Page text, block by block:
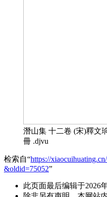
潛山集 十二卷 (宋)釋文
冊 .djvu
检索自“https://
&oldid=75052”
此页面最后编辑于2026